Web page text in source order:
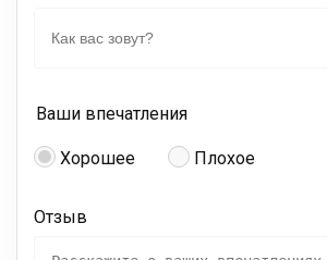
Ваши впечатления
Хорошее Плохое
Отзыв